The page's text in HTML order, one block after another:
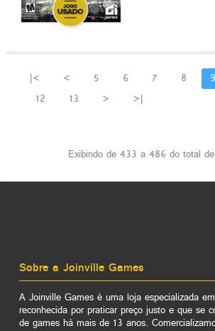
|< < 5 6 7 8 9
12
13 > >|
Exibindo de 433 a 486 do total
Sobre a Joinville Games
A Joinville Games é uma loja especializada
reconhecida por praticar preço justo e que se
de games há mais de 13 anos.